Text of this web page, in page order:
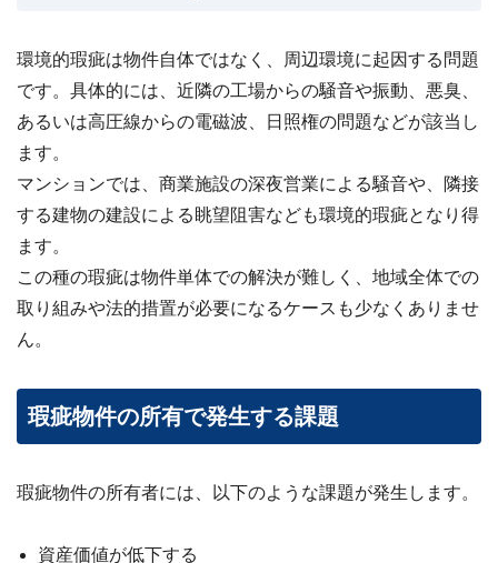
環境的瑕疵は物件自体ではなく、周辺環境に起因する問題
です。具体的には、近隣の工場からの騒音や振動、悪臭、
あるいは高圧線からの電磁波、日照権の問題などが該当し
ます。
マンションでは、商業施設の深夜営業による騒音や、隣接
する建物の建設による眺望阻害なども環境的瑕疵となり得
ます。
この種の瑕疵は物件単体での解決が難しく、地域全体での
取り組みや法的措置が必要になるケースも少なくありませ
ん。
瑕疵物件の所有で発生する課題
瑕疵物件の所有者には、以下のような課題が発生します。
資産価値が低下する